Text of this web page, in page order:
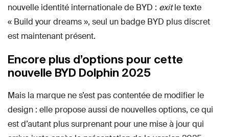
nouvelle identité internationale de BYD : exitle texte
« Build your dreams », seul un badge BYD plus discret
est maintenant présent.
Encore plus d’options pour cette
nouvelle BYD Dolphin 2025
Mais la marque ne s’est pas contentée de modifier le
design : elle propose aussi de nouvelles options, ce qui
est d’autant plus surprenant pour une mise à jour qui